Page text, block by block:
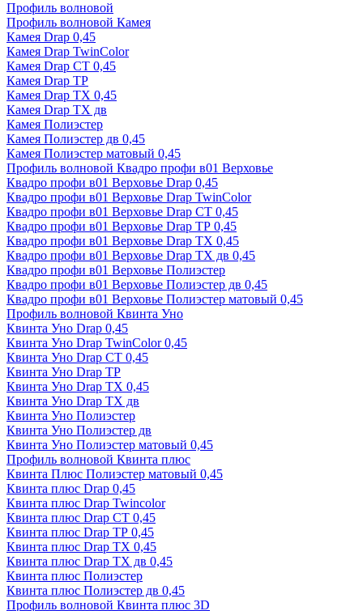
Профиль волновой
Профиль волновой Камея
Камея Drap 0,45
Камея Drap TwinColor
Камея Drap СТ 0,45
Камея Drap ТР
Камея Drap ТХ 0,45
Камея Drap ТХ дв
Камея Полиэстер
Камея Полиэстер дв 0,45
Камея Полиэстер матовый 0,45
Профиль волновой Квадро профи в01 Верховье
Квадро профи в01 Верховье Drap 0,45
Квадро профи в01 Верховье Drap TwinColor
Квадро профи в01 Верховье Drap СТ 0,45
Квадро профи в01 Верховье Drap ТР 0,45
Квадро профи в01 Верховье Drap ТХ 0,45
Квадро профи в01 Верховье Drap ТХ дв 0,45
Квадро профи в01 Верховье Полиэстер
Квадро профи в01 Верховье Полиэстер дв 0,45
Квадро профи в01 Верховье Полиэстер матовый 0,45
Профиль волновой Квинта Уно
Квинта Уно Drap 0,45
Квинта Уно Drap TwinColor 0,45
Квинта Уно Drap СТ 0,45
Квинта Уно Drap ТР
Квинта Уно Drap ТХ 0,45
Квинта Уно Drap ТХ дв
Квинта Уно Полиэстер
Квинта Уно Полиэстер дв
Квинта Уно Полиэстер матовый 0,45
Профиль волновой Квинта плюс
Квинта Плюс Полиэстер матовый 0,45
Квинта плюс Drap 0,45
Квинта плюс Drap Twincolor
Квинта плюс Drap СТ 0,45
Квинта плюс Drap ТР 0,45
Квинта плюс Drap ТХ 0,45
Квинта плюс Drap ТХ дв 0,45
Квинта плюс Полиэстер
Квинта плюс Полиэстер дв 0,45
Профиль волновой Квинта плюс 3D